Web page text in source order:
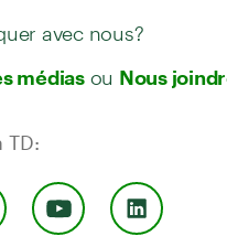
avec nous?
médiasou Nous
TD: